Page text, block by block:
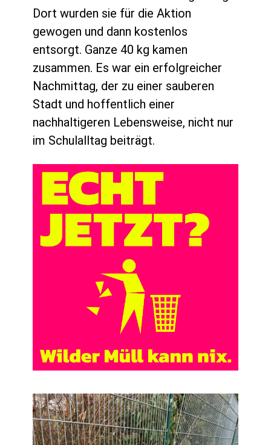
Dort wurden sie für die Aktion
gewogen und dann kostenlos
entsorgt. Ganze 40 kg kamen
zusammen. Es war ein erfolgreicher
Nachmittag, der zu einer sauberen
Stadt und hoffentlich einer
nachhaltigeren Lebensweise, nicht nur
im Schulalltag beiträgt.